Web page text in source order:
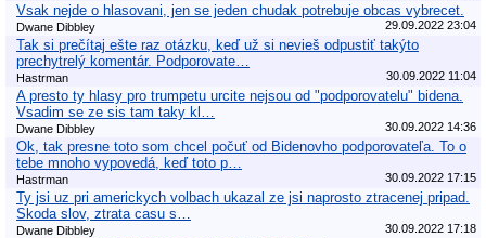
Vsak nejde o hlasovani, jen se jeden chudak potrebuje obcas vybrecet.
Dwane Dibbley 29.09.2022 23:04
Tak si prečítaj ešte raz otázku, keď už si nevieš odpustiť takýto
prechytrelý komentár. Podporovate…
Hastrman 30.09.2022 11:04
A presto ty hlasy pro trumpetu urcite nejsou od "podporovatelu" bidena.
Vsadim se ze sis tam taky kl…
Dwane Dibbley 30.09.2022 14:36
Ok, tak presne toto som chcel počuť od Bidenovho podporovateľa. To o
tebe mnoho vypovedá, keď toto p…
Hastrman 30.09.2022 17:15
Ty jsi uz pri americkych volbach ukazal ze jsi naprosto ztracenej pripad.
Skoda slov, ztrata casu s…
Dwane Dibbley 30.09.2022 17:18